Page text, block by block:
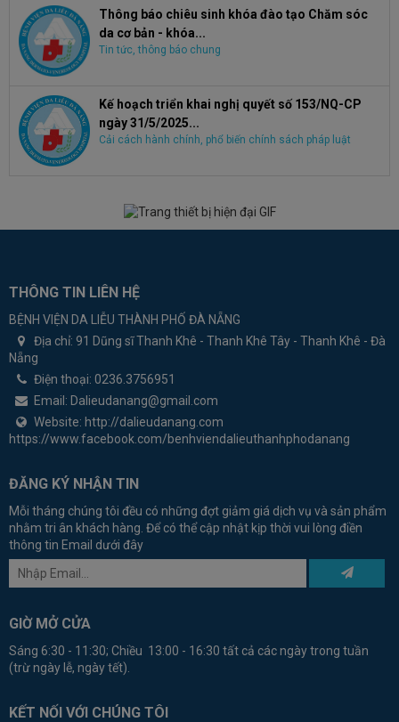
Thông báo chiêu sinh khóa đào tạo Chăm sóc
da cơ bản - khóa...
Tin tức, thông báo chung
Kế hoạch triển khai nghị quyết số 153/NQ-CP
ngày 31/5/2025...
Cải cách hành chính, phổ biến chính sách pháp luật
THÔNG TIN LIÊN HỆ
BỆNH VIỆN DA LIỄU THÀNH PHỐ ĐÀ NẴNG
Địa chỉ: 91 Dũng sĩ Thanh Khê - Thanh Khê Tây - Thanh Khê - Đà
Nẵng
Điện thoại: 0236.3756951
Email: Dalieudanang@gmail.com
Website: http://dalieudanang.com
https://www.facebook.com/benhviendalieuthanhphodanang
ĐĂNG KÝ NHẬN TIN
Mỗi tháng chúng tôi đều có những đợt giảm giá dịch vụ và sản phẩm
nhằm tri ân khách hàng. Để có thể cập nhật kịp thời vui lòng điền
thông tin Email dưới đây
GIỜ MỞ CỬA
Sáng 6:30 - 11:30; Chiều 13:00 - 16:30 tất cả các ngày trong tuần
(trừ ngày lễ, ngày tết).
KẾT NỐI VỚI CHÚNG TÔI